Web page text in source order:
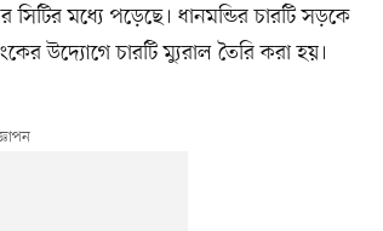
মধ্যে পড়েছে। ধানমন্ডির চারটি সড়কে
উদ্যোগে চারটি ম্যুরাল তৈরি করা হয়।